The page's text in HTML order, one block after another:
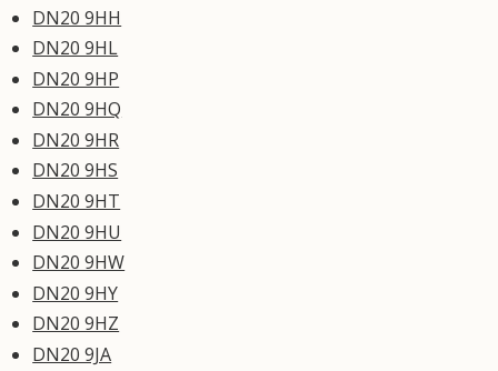
DN20 9HH
DN20 9HL
DN20 9HP
DN20 9HQ
DN20 9HR
DN20 9HS
DN20 9HT
DN20 9HU
DN20 9HW
DN20 9HY
DN20 9HZ
DN20 9JA